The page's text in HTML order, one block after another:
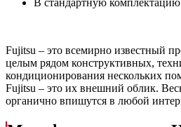
Fujitsu – это всемирно известный
целым рядом конструктивных,
кондиционирования нескольких
Fujitsu – это их внешний облик.
органично впишутся в любой